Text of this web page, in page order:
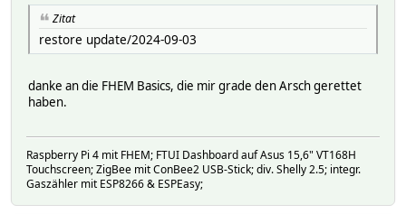
Zitat
restore update/2024-09-03
danke an die FHEM Basics, die mir grade den Arsch gerettet
haben.
Raspberry Pi 4 mit FHEM; FTUI Dashboard auf Asus 15,6" VT168H
Touchscreen; ZigBee mit ConBee2 USB-Stick; div. Shelly 2.5; integr.
Gaszähler mit ESP8266 & ESPEasy;